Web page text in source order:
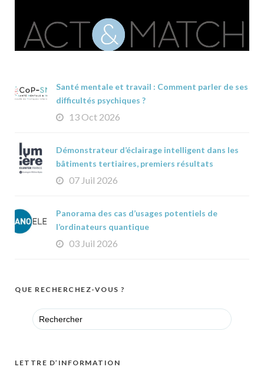
Santé mentale et travail : Comment parler de ses
difficultés psychiques ?
13 Oct 2026
Démonstrateur d’éclairage intelligent dans les
bâtiments tertiaires, premiers résultats
07 Juil 2026
Panorama des cas d’usages potentiels de
l’ordinateurs quantique
03 Juil 2026
QUE RECHERCHEZ-VOUS ?
Search
for:
LETTRE D’INFORMATION